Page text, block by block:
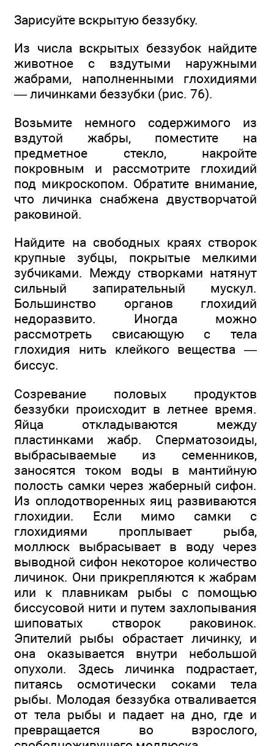
Зарисуйте вскрытую беззубку.
Из числа вскрытых беззубок найдите
животное с вздутыми наружными
жабрами, наполненными глохидиями
— личинками беззубки (рис. 76).
Возьмите немного содержимого из
вздутой жабры, поместите на
предметное стекло, накройте
покровным и рассмотрите глохидий
под микроскопом. Обратите внимание,
что личинка снабжена двустворчатой
раковиной.
Найдите на свободных краях створок
крупные зубцы, покрытые мелкими
зубчиками. Между створками натянут
сильный запирательный мускул.
Большинство органов глохидий
недоразвито. Иногда можно
рассмотреть свисающую с тела
глохидия нить клейкого вещества —
биссус.
Созревание половых продуктов
беззубки происходит в летнее время.
Яйца откладываются между
пластинками жабр. Сперматозоиды,
выбрасываемые из семенников,
заносятся током воды в мантийную
полость самки через жаберный сифон.
Из оплодотворенных яиц развиваются
глохидии. Если мимо самки с
глохидиями проплывает рыба,
моллюск выбрасывает в воду через
выводной сифон некоторое количество
личинок. Они прикрепляются к жабрам
или к плавникам рыбы с помощью
биссусовой нити и путем захлопывания
шиповатых створок раковинок.
Эпителий рыбы обрастает личинку, и
она оказывается внутри небольшой
опухоли. Здесь личинка подрастает,
питаясь осмотически соками тела
рыбы. Молодая беззубка отваливается
от тела рыбы и падает на дно, где и
превращается во взрослого,